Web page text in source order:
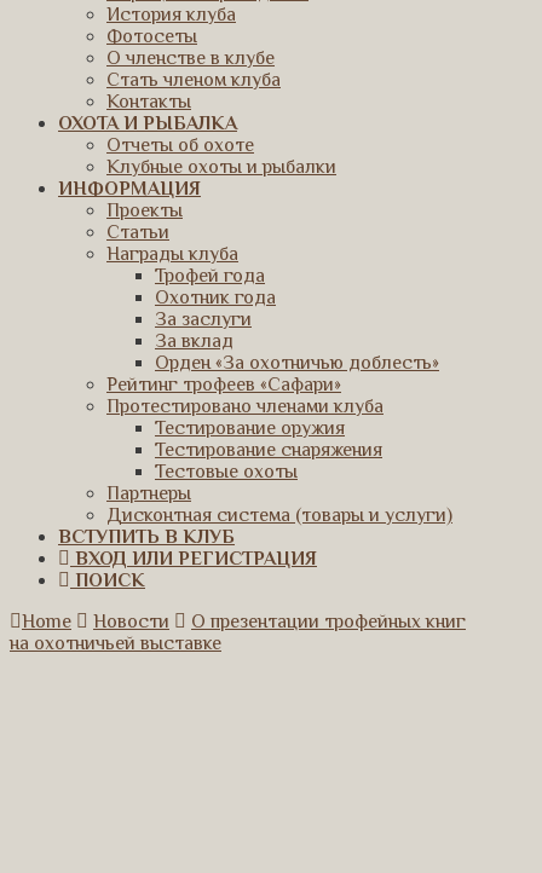
История клуба
Фотосеты
О членстве в клубе
Стать членом клуба
Контакты
ОХОТА И РЫБАЛКА
Отчеты об охоте
Клубные охоты и рыбалки
ИНФОРМАЦИЯ
Проекты
Статьи
Награды клуба
Трофей года
Охотник года
За заслуги
За вклад
Орден «За охотничью доблесть»
Рейтинг трофеев «Сафари»
Протестировано членами клуба
Тестирование оружия
Тестирование снаряжения
Тестовые охоты
Партнеры
Дисконтная система (товары и услуги)
ВСТУПИТЬ В КЛУБ
ВХОД ИЛИ РЕГИСТРАЦИЯ
ПОИСК
Home
Новости
О презентации трофейных книг
на охотничьей выставке